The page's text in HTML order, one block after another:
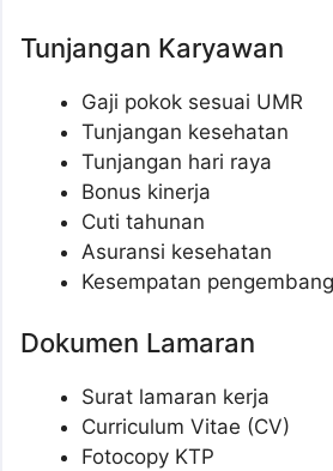
Tunjangan Karyawan
Gaji pokok sesuai UMR
Tunjangan kesehatan
Tunjangan hari raya
Bonus kinerja
Cuti tahunan
Asuransi kesehatan
Kesempatan
Dokumen Lamaran
Surat lamaran kerja
Curriculum Vitae (CV)
Fotocopy KTP